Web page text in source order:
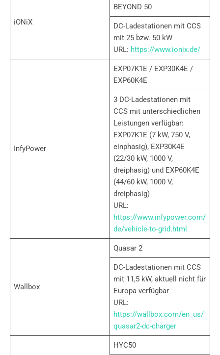
iONiX
BEYOND 50
DC-Ladestationen mit CCS
mit 25 bzw. 50 kW
URL: https://www.ionix.de/
InfyPower
EXP07K1E / EXP30K4E /
EXP60K4E
3 DC-Ladestationen mit
CCS mit unterschiedlichen
Leistungen verfügbar:
EXP07K1E (7 kW, 750 V,
einphasig), EXP30K4E
(22/30 kW, 1000 V,
dreiphasig) und EXP60K4E
(44/60 kW, 1000 V,
dreiphasig)
URL:
https://www.infypower.com/
de/vehicle-to-grid.html
Wallbox
Quasar 2
DC-Ladestationen mit CCS
mit 11,5 kW, aktuell nicht für
Europa verfügbar
URL:
https://wallbox.com/en_us/
quasar2-dc-charger
HYC50